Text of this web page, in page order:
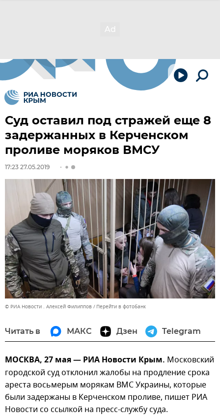
Суд оставил под стражей еще 8
задержанных в Керченском
проливе моряков ВМСУ
17:23 27.05.2019
© РИА Новости . Алексей Филиппов Перейти в фотобанк
Читать в МАКС Дзен Telegram
МОСКВА, 27 мая — РИА Новости Крым. Московский
городской суд отклонил жалобы на продление срока
ареста восьмерым морякам ВМС Украины, которые
были задержаны в Керченском проливе, пишет РИА
Новости со ссылкой на пресс-службу суда.